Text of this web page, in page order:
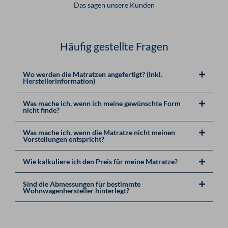
Das sagen unsere Kunden
Häufig gestellte Fragen
Wo werden die Matratzen angefertigt? (Inkl.
Herstellerinformation)
Was mache ich, wenn ich meine gewünschte Form
nicht finde?
Was mache ich, wenn die Matratze nicht meinen
Vorstellungen entspricht?
Wie kalkuliere ich den Preis für meine Matratze?
Sind die Abmessungen für bestimmte
Wohnwagenhersteller hinterlegt?